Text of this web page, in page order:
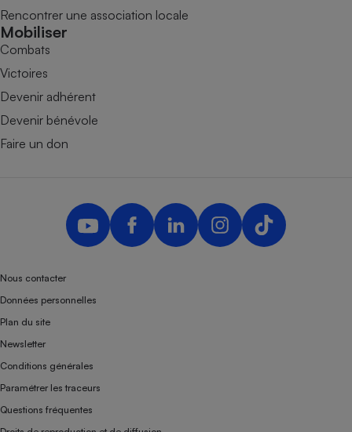
Rencontrer une association locale
Mobiliser
Combats
Victoires
Devenir adhérent
Devenir bénévole
Faire un don
Nous contacter
Données personnelles
Plan du site
Newsletter
Conditions générales
Paramétrer les traceurs
Questions fréquentes